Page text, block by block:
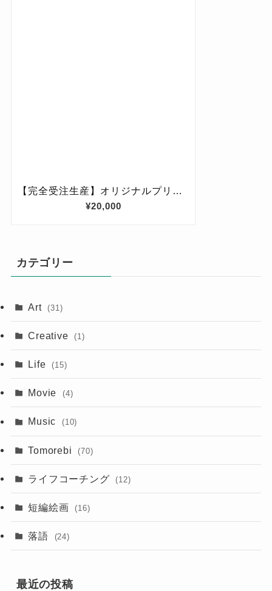
カテゴリー
Art (31)
Creative (1)
Life (15)
Movie (4)
Music (10)
Tomorebi (70)
ライフコーチング (12)
短編絵画 (16)
落語 (24)
最近の投稿